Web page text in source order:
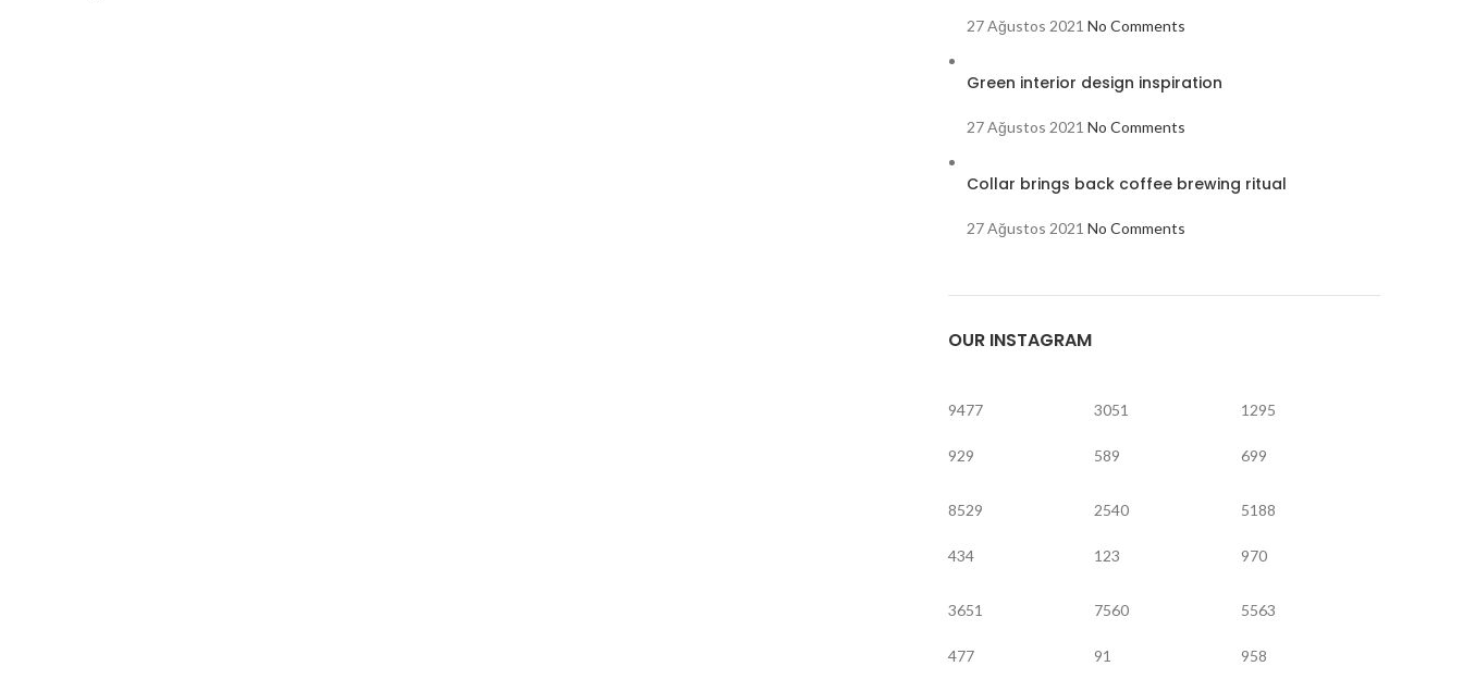
27 Ağustos 2021 No Comments
Green interior design inspiration
27 Ağustos 2021 No Comments
Collar brings back coffee brewing ritual
27 Ağustos 2021 No Comments
OUR INSTAGRAM
9477
929
3051
589
1295
699
8529
434
2540
123
5188
970
3651
477
7560
91
5563
958